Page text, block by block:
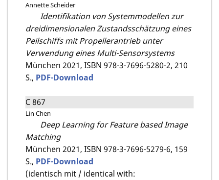
Annette Scheider
Identifikation von Systemmodellen zur
dreidimensionalen Zustandsschätzung eines
Peilschiffs mit Propellerantrieb unter
Verwendung eines Multi-Sensorsystems
München 2021, ISBN 978-3-7696-5280-2, 210
S., PDF-Download
C 867
Lin Chen
Deep Learning for Feature based Image
Matching
München 2021, ISBN 978-3-7696-5279-6, 159
S., PDF-Download
(identisch mit / identical with: